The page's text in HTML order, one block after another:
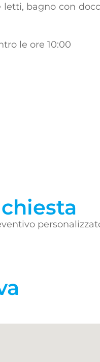
bagno con
le ore 10:00